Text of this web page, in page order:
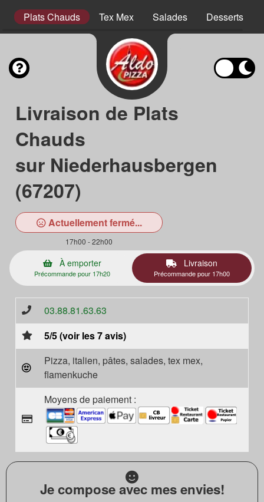
Plats Chauds Tex Mex Salades Desserts
Livraison de Plats
Chauds
sur Niederhausbergen
(67207)
Actuellement fermé...
17h00 - 22h00
À emporter
Précommande pour 17h20
Livraison
Précommande pour 17h00
03.88.81.63.63
5/5 (voir les 7 avis)
Pizza, italien, pâtes, salades, tex mex,
flamenkuche
Moyens de paiement :
Je compose avec mes envies!